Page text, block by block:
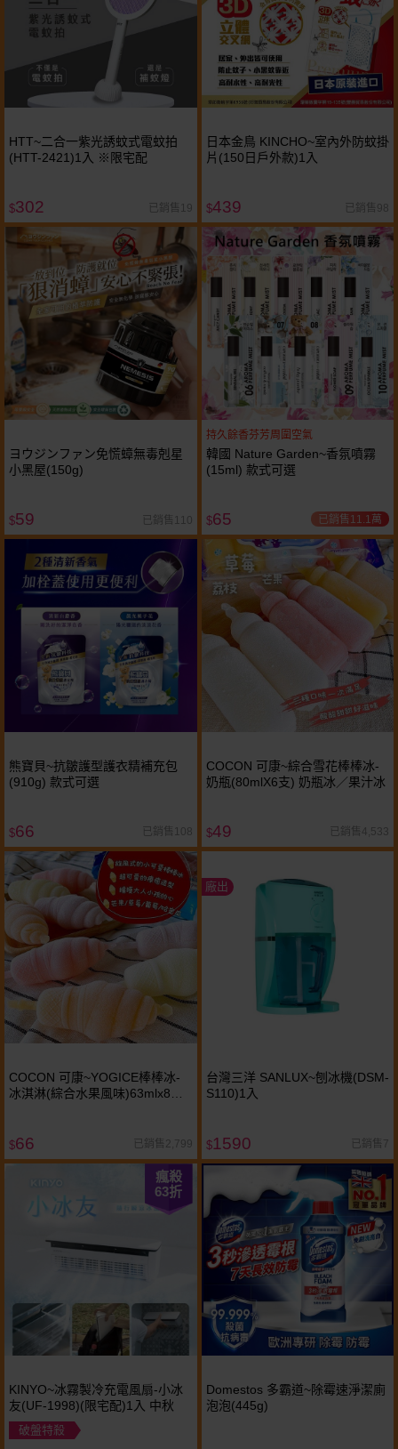
HTT~二合一紫光誘蚊式電蚊拍
(HTT-2421)1入 ※限宅配
$302 已銷售19
日本金鳥 KINCHO~室內外防蚊掛
片(150日戶外款)1入
$439 已銷售98
ヨウジンファン免慌蟑無毒剋星
小黑屋(150g)
$59 已銷售110
持久餘香芬芳周圍空氣
韓國 Nature Garden~香氛噴霧
(15ml) 款式可選
$65 已銷售11.1萬
熊寶貝~抗皺護型護衣精補充包
(910g) 款式可選
$66 已銷售108
COCON 可康~綜合雪花棒棒冰-
奶瓶(80mlX6支) 奶瓶冰／果汁冰
$49 已銷售4,533
COCON 可康~YOGICE棒棒冰-
冰淇淋(綜合水果風味)63mlx8支
$66 已銷售2,799
廠出
台灣三洋 SANLUX~刨冰機(DSM-
S110)1入
$1590 已銷售7
瘋殺
63折
KINYO~冰霧製冷充電風扇-小冰
友(UF-1998)(限宅配)1入 中秋
破盤特殺
Domestos 多霸道~除霉速淨潔廁
泡泡(445g)